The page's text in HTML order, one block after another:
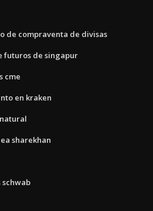
de compraventa de divisas
futuros de singapur
cme
en kraken
sharekhan
schwab